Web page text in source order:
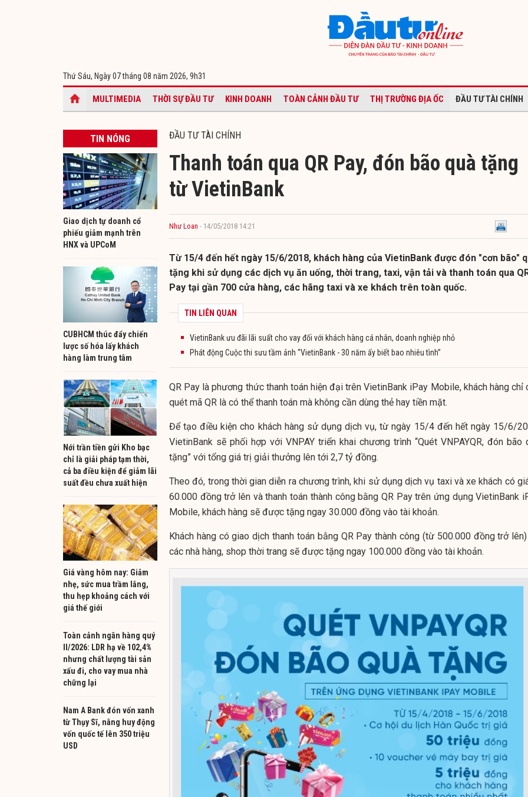
Thứ Sáu, Ngày 07 tháng 08 năm 2026, 9h31
MULTIMEDIA THỜI SỰ ĐẦU TƯ KINH DOANH TOÀN CẢNH ĐẦU TƯ THỊ TRƯỜNG ĐỊA ỐC ĐẦU TƯ TÀI CHÍNH
TIN NÓNG
Giao dịch tự doanh cổ
phiếu giảm mạnh trên
HNX và UPCoM
CUBHCM thúc đẩy chiến
lược số hóa lấy khách
hàng làm trung tâm
Nới trần tiền gửi Kho bạc
chỉ là giải pháp tạm thời,
cả ba điều kiện để giảm lãi
suất đều chưa xuất hiện
Giá vàng hôm nay: Giảm
nhẹ, sức mua trầm lắng,
thu hẹp khoảng cách với
giá thế giới
Toàn cảnh ngân hàng quý
II/2026: LDR hạ về 102,4%
nhưng chất lượng tài sản
xấu đi, cho vay mua nhà
chững lại
Nam A Bank đón vốn xanh
từ Thụy Sĩ, nâng huy động
vốn quốc tế lên 350 triệu
USD
ĐẦU TƯ TÀI CHÍNH
Thanh toán qua QR Pay, đón bão quà tặng
từ VietinBank
Như Loan - 14/05/2018 14:21
Từ 15/4 đến hết ngày 15/6/2018, khách hàng của VietinBank được đón "cơn bão"
tặng khi sử dụng các dịch vụ ăn uống, thời trang, taxi, vận tải và thanh toán qua
Pay tại gần 700 cửa hàng, các hãng taxi và xe khách trên toàn quốc.
TIN LIÊN QUAN
VietinBank ưu đãi lãi suất cho vay đối với khách hàng cá nhân, doanh nghiệp nhỏ
Phát động Cuộc thi sưu tầm ảnh “VietinBank - 30 năm ấy biết bao nhiêu tình”
QR Pay là phương thức thanh toán hiện đại trên VietinBank iPay Mobile, khách hàng chỉ
quét mã QR là có thể thanh toán mà không cần dùng thẻ hay tiền mặt.
Để tạo điều kiện cho khách hàng sử dụng dịch vụ, từ ngày 15/4 đến hết ngày 15/6/
VietinBank sẽ phối hợp với VNPAY triển khai chương trình “Quét VNPAYQR, đón bão
tặng” với tổng giá trị giải thưởng lên tới 2,7 tỷ đồng.
Theo đó, trong thời gian diễn ra chương trình, khi sử dụng dịch vụ taxi và xe khách có
60.000 đồng trở lên và thanh toán thành công bằng QR Pay trên ứng dụng VietinBank
Mobile, khách hàng sẽ được tặng ngay 30.000 đồng vào tài khoản.
Khách hàng có giao dịch thanh toán bằng QR Pay thành công (từ 500.000 đồng trở
các nhà hàng, shop thời trang sẽ được tặng ngay 100.000 đồng vào tài khoản.